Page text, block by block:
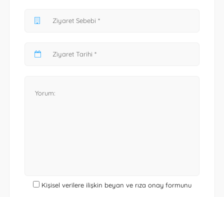
Kişisel verilere ilişkin beyan ve rıza onay formunu